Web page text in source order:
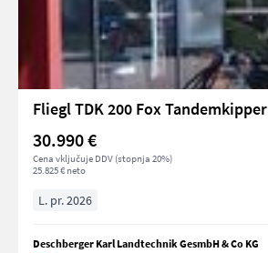
Fliegl TDK 200 Fox Tandemkipper
30.990 €
Cena vključuje DDV (stopnja 20%)
25.825 € neto
L. pr. 2026
Deschberger Karl Landtechnik GesmbH & Co KG